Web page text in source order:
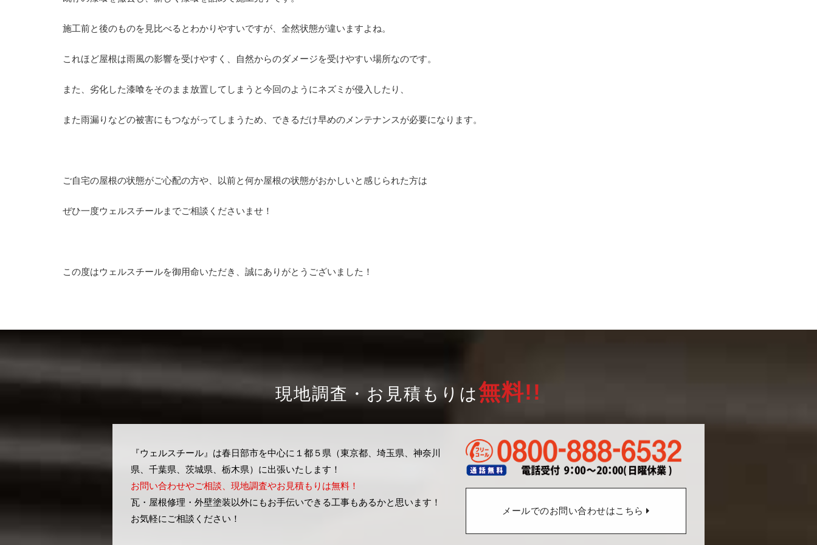
施工前と後のものを見比べるとわかりやすいですが、全然状態が違いますよね。
これほど屋根は雨風の影響を受けやすく、自然からのダメージを受けやすい場所なのです。
また、劣化した漆喰をそのまま放置してしまうと今回のようにネズミが侵入したり、
また雨漏りなどの被害にもつながってしまうため、できるだけ早めのメンテナンスが必要になります。
ご自宅の屋根の状態がご心配の方や、以前と何か屋根の状態がおかしいと感じられた方は
ぜひ一度ウェルスチールまでご相談くださいませ！
この度はウェルスチールを御用命いただき、誠にありがとうございました！
現地調査・お見積もりは無料!!
『ウェルスチール』は春日部市を中心に１都５県（東京都、埼玉県、神奈川
県、千葉県、茨城県、栃木県）に出張いたします！
お問い合わせやご相談、現地調査やお見積もりは無料！
瓦・屋根修理・外壁塗装以外にもお手伝いできる工事もあるかと思います！
お気軽にご相談ください！
メールでのお問い合わせはこちら